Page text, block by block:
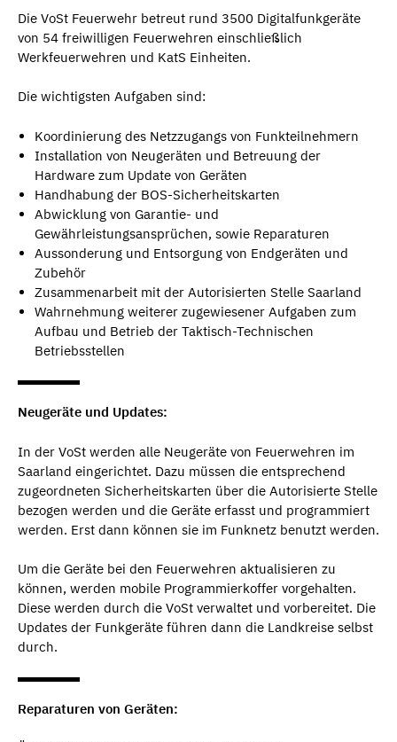
Die VoSt Feuerwehr betreut rund 3500 Digitalfunkgeräte
von 54 freiwilligen Feuerwehren einschließlich
Werkfeuerwehren und KatS Einheiten.
Die wichtigsten Aufgaben sind:
Koordinierung des Netzzugangs von Funkteilnehmern
Installation von Neugeräten und Betreuung der
Hardware zum Update von Geräten
Handhabung der BOS-Sicherheitskarten
Abwicklung von Garantie- und
Gewährleistungsansprüchen, sowie Reparaturen
Aussonderung und Entsorgung von Endgeräten und
Zubehör
Zusammenarbeit mit der Autorisierten Stelle Saarland
Wahrnehmung weiterer zugewiesener Aufgaben zum
Aufbau und Betrieb der Taktisch-Technischen
Betriebsstellen
Neugeräte und Updates:
In der VoSt werden alle Neugeräte von Feuerwehren im
Saarland eingerichtet. Dazu müssen die entsprechend
zugeordneten Sicherheitskarten über die Autorisierte Stelle
bezogen werden und die Geräte erfasst und programmiert
werden. Erst dann können sie im Funknetz benutzt werden.
Um die Geräte bei den Feuerwehren aktualisieren zu
können, werden mobile Programmierkoffer vorgehalten.
Diese werden durch die VoSt verwaltet und vorbereitet. Die
Updates der Funkgeräte führen dann die Landkreise selbst
durch.
Reparaturen von Geräten: